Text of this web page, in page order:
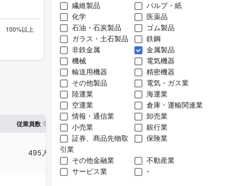
従業員数 ※1 臨時従業員数 確認した有報締日
495人
繊維製品
パルプ・紙
化学
医薬品
石油・石炭製品
ゴム製品
ガラス・土石製品
鉄鋼
非鉄金属
金属製品
機械
電気機器
輸送用機器
精密機器
その他製品
電気・ガス業
陸運業
海運業
空運業
倉庫・運輸関連業
情報・通信業
卸売業
小売業
銀行業
証券、商品先物取
引業
保険業
その他金融業
不動産業
サービス業
-